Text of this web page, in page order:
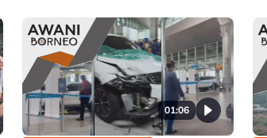
01:06